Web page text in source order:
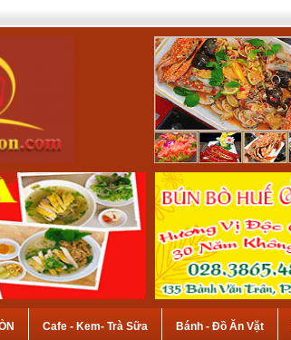
Cafe - Kem- Trà Sữa Bánh - Đồ Ăn Vặt